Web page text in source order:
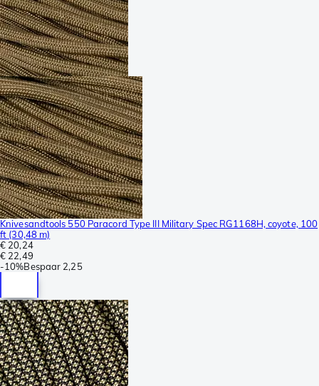
Knivesandtools 550 Paracord Type III Military Spec RG1168H, coyote, 100
ft (30,48 m)
€ 20,24
€ 22,49
-10%Bespaar 2,25